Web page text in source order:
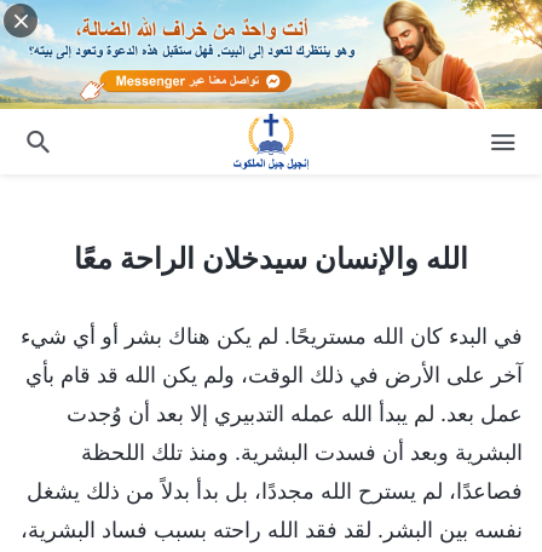
الله والإنسان سيدخلان الراحة معًا
الله والإنسان سيدخلان الراحة معًا
في البدء كان الله مستريحًا. لم يكن هناك بشر أو أي شيء
آخر على الأرض في ذلك الوقت، ولم يكن الله قد قام بأي
عمل بعد. لم يبدأ الله عمله التدبيري إلا بعد أن وُجدت
البشرية وبعد أن فسدت البشرية. ومنذ تلك اللحظة
فصاعدًا، لم يسترح الله مجددًا، بل بدأ بدلاً من ذلك يشغل
نفسه بين البشر. لقد فقد الله راحته بسبب فساد البشرية،